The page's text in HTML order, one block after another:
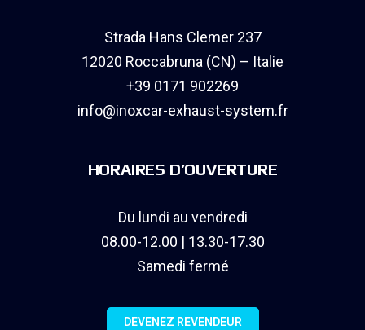
Strada Hans Clemer 237
12020 Roccabruna (CN) – Italie
+39 0171 902269
info@inoxcar-exhaust-system.fr
HORAIRES D’OUVERTURE
Du lundi au vendredi
08.00-12.00 | 13.30-17.30
Samedi fermé
DEVENEZ REVENDEUR